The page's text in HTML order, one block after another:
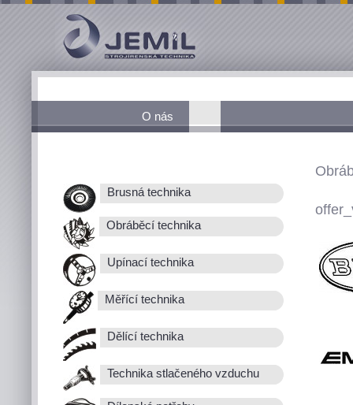
O nás
Brusná technika
Obráběcí technika
Upínací technika
Měřící technika
Dělící technika
Technika stlačeného vzduchu